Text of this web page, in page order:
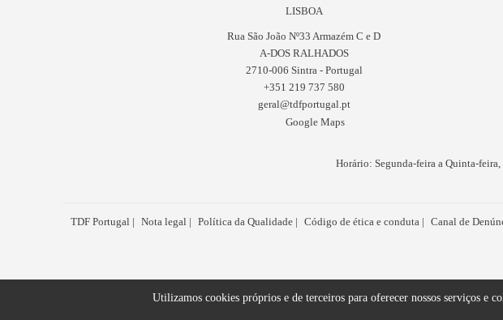
Utilizamos cookies próprios e de terceiros para oferecer nossos serviços e
LISBOA
Rua São João Nº33 Armazém C e D
A-DOS RALHADOS
2710-006 Sintra - Portugal
+351 219 737 580
geral@tdfportugal.pt
Google Maps
Horário: Segunda-feira a Quinta-
TDF Portugal Nota legal Política da Qualidade Código de ética e conduta Canal de